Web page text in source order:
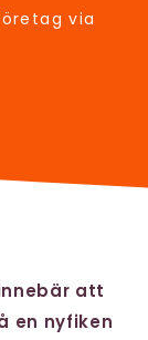
via
att
en nyfiken